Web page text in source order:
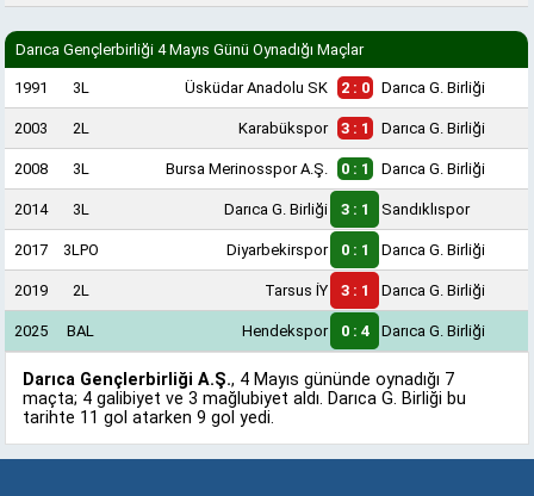
Darıca Gençlerbirliği 4 Mayıs Günü Oynadığı Maçlar
1991 3L Üsküdar Anadolu SK 2 : 0 Darıca G. Birliği
2003 2L Karabükspor 3 : 1 Darıca G. Birliği
2008 3L Bursa Merinosspor A.Ş. 0 : 1 Darıca G. Birliği
2014 3L Darıca G. Birliği 3 : 1 Sandıklıspor
2017 3LPO Diyarbekirspor 0 : 1 Darıca G. Birliği
2019 2L Tarsus İY 3 : 1 Darıca G. Birliği
2025 BAL Hendekspor 0 : 4 Darıca G. Birliği
Darıca Gençlerbirliği A.Ş., 4 Mayıs gününde oynadığı 7
maçta; 4 galibiyet ve 3 mağlubiyet aldı. Darıca G. Birliği bu
tarihte 11 gol atarken 9 gol yedi.